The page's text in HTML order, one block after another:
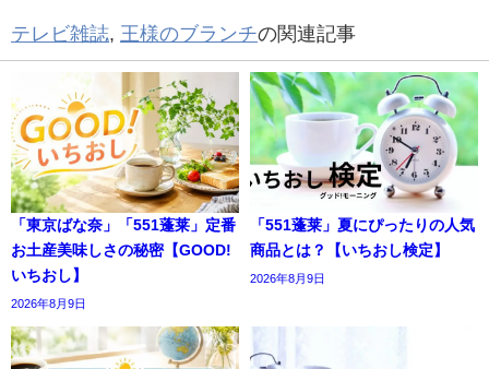
テレビ雑誌, 王様のブランチの関連記事
「東京ばな奈」「551蓬莱」定番
お土産美味しさの秘密【GOOD!
いちおし】
2026年8月9日
「551蓬莱」夏にぴったりの人気
商品とは？【いちおし検定】
2026年8月9日